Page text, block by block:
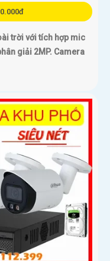
trời với tích hợp mic
giải 2MP. Camera